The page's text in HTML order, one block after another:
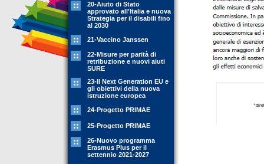
20-Aiuto di Stato
approvato all'Italia e nuova
Strategia per il disabili fino
al 2030
21-Vaccino Janssen
22-Misure per parità di
retribuzione e nuovi aiuti
SURE
23-Il Next Generation EU e
gli obiettivi della nuova
istruzione europea
24-Progetto PRIMAE
25-Progetto PRIMAE
26-Nuovo programma
Erasmus Plus per il
settennio 2021-2027